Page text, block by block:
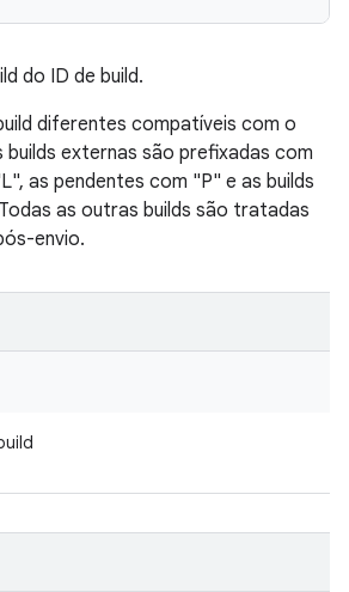
do ID de build.
diferentes compatíveis com o
builds externas são prefixadas com
as pendentes com "P" e as builds
as outras builds são tratadas
envio.